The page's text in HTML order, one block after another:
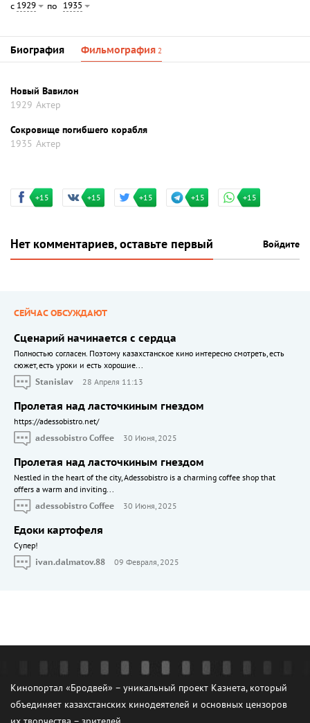
с 1929 по 1935
Биография Фильмография 2
Новый Вавилон
1929 Актер
Сокровище погибшего корабля
1935 Актер
+15 +15 +15 +15 +15
Нет комментариев, оставьте первый Войдите
СЕЙЧАС ОБСУЖДАЮТ
Сценарий начинается с сердца
Полностью согласен. Поэтому казахстанское кино интересно смотреть, есть
сюжет, есть уроки и есть хорошие...
Stanislav
28 Апреля 11:13
Пролетая над ласточкиным гнездом
https://adessobistro.net/
adessobistro Coffee
30 Июня, 2025
Пролетая над ласточкиным гнездом
Nestled in the heart of the city, Adessobistro is a charming coffee shop that
offers a warm and inviting...
adessobistro Coffee
30 Июня, 2025
Едоки картофеля
Cупер!
ivan.dalmatov.88
09 Февраля, 2025
Кинопортал «Бродвей» – уникальный проект Казнета, который
объединяет казахстанских кинодеятелей и основных цензоров